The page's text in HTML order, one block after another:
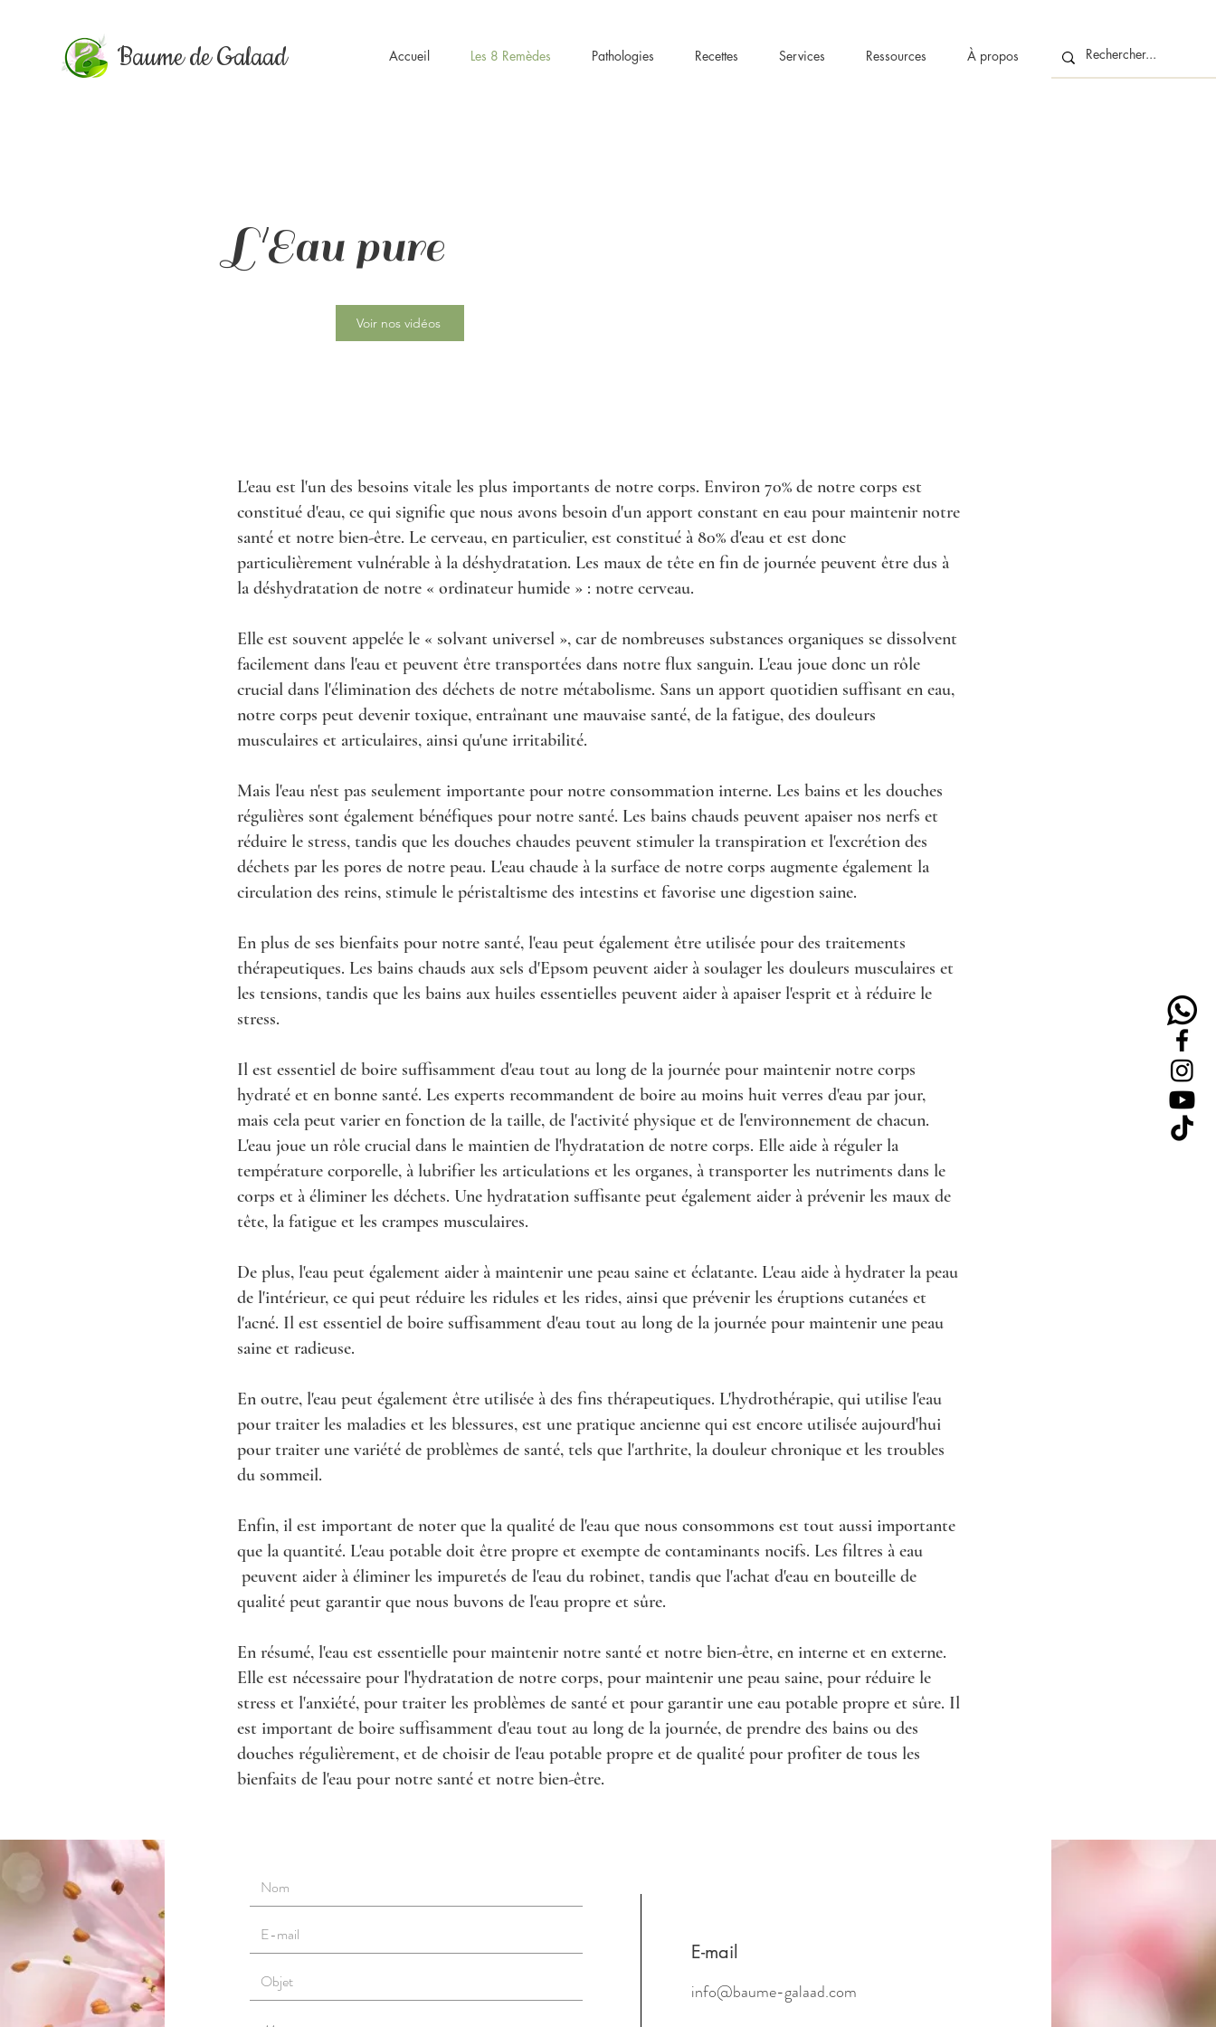
Baume de Galaad Accueil Les 8 Remèdes Pathologies Recettes Services Ressources À propos
L'Eau pure
Voir nos vidéos
L'eau est l'un des besoins vitale les plus importants de notre corps. Environ 70% de notre corps est
constitué d'eau, ce qui signifie que nous avons besoin d'un apport constant en eau pour maintenir notre
santé et notre bien-être. Le cerveau, en particulier, est constitué à 80% d'eau et est donc
particulièrement vulnérable à la déshydratation. Les maux de tête en fin de journée peuvent être dus à
la déshydratation de notre « ordinateur humide » : notre cerveau.
Elle est souvent appelée le « solvant universel », car de nombreuses substances organiques se dissolvent
facilement dans l'eau et peuvent être transportées dans notre flux sanguin. L'eau joue donc un rôle
crucial dans l'élimination des déchets de notre métabolisme. Sans un apport quotidien suffisant en eau,
notre corps peut devenir toxique, entraînant une mauvaise santé, de la fatigue, des douleurs
musculaires et articulaires, ainsi qu'une irritabilité.
Mais l'eau n'est pas seulement importante pour notre consommation interne. Les bains et les douches
régulières sont également bénéfiques pour notre santé. Les bains chauds peuvent apaiser nos nerfs et
réduire le stress, tandis que les douches chaudes peuvent stimuler la transpiration et l'excrétion des
déchets par les pores de notre peau. L'eau chaude à la surface de notre corps augmente également la
circulation des reins, stimule le péristaltisme des intestins et favorise une digestion saine.
En plus de ses bienfaits pour notre santé, l'eau peut également être utilisée pour des traitements
thérapeutiques. Les bains chauds aux sels d'Epsom peuvent aider à soulager les douleurs musculaires et
les tensions, tandis que les bains aux huiles essentielles peuvent aider à apaiser l'esprit et à réduire le
stress.
Il est essentiel de boire suffisamment d'eau tout au long de la journée pour maintenir notre corps
hydraté et en bonne santé. Les experts recommandent de boire au moins huit verres d'eau par jour,
mais cela peut varier en fonction de la taille, de l'activité physique et de l'environnement de chacun.
L'eau joue un rôle crucial dans le maintien de l'hydratation de notre corps. Elle aide à réguler la
température corporelle, à lubrifier les articulations et les organes, à transporter les nutriments dans le
corps et à éliminer les déchets. Une hydratation suffisante peut également aider à prévenir les maux de
tête, la fatigue et les crampes musculaires.
De plus, l'eau peut également aider à maintenir une peau saine et éclatante. L'eau aide à hydrater la peau
de l'intérieur, ce qui peut réduire les ridules et les rides, ainsi que prévenir les éruptions cutanées et
l'acné. Il est essentiel de boire suffisamment d'eau tout au long de la journée pour maintenir une peau
saine et radieuse.
En outre, l'eau peut également être utilisée à des fins thérapeutiques. L'hydrothérapie, qui utilise l'eau
pour traiter les maladies et les blessures, est une pratique ancienne qui est encore utilisée aujourd'hui
pour traiter une variété de problèmes de santé, tels que l'arthrite, la douleur chronique et les troubles
du sommeil.
Enfin, il est important de noter que la qualité de l'eau que nous consommons est tout aussi importante
que la quantité. L'eau potable doit être propre et exempte de contaminants nocifs. Les filtres à eau
peuvent aider à éliminer les impuretés de l'eau du robinet, tandis que l'achat d'eau en bouteille de
qualité peut garantir que nous buvons de l'eau propre et sûre.
En résumé, l'eau est essentielle pour maintenir notre santé et notre bien-être, en interne et en externe.
Elle est nécessaire pour l'hydratation de notre corps, pour maintenir une peau saine, pour réduire le
stress et l'anxiété, pour traiter les problèmes de santé et pour garantir une eau potable propre et sûre. Il
est important de boire suffisamment d'eau tout au long de la journée, de prendre des bains ou des
douches régulièrement, et de choisir de l'eau potable propre et de qualité pour profiter de tous les
bienfaits de l'eau pour notre santé et notre bien-être.
E-mail
info@baume-galaad.com